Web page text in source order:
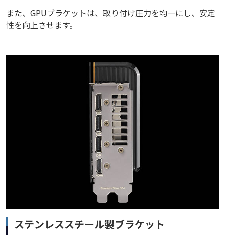
また、GPUブラケットは、取り付け圧力を均一にし、安定
性を向上させます。
ステンレススチール製ブラケット